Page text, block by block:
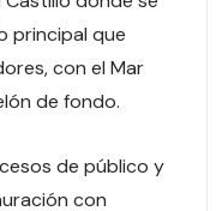
principal que
con el Mar
de fondo.
de público y
con